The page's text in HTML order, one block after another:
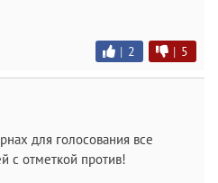
| 2 | 5
для голосования все
с отметкой против!